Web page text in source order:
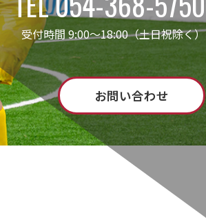
受付時間 9:00～18:00（土日祝除く）
お問い合わせ